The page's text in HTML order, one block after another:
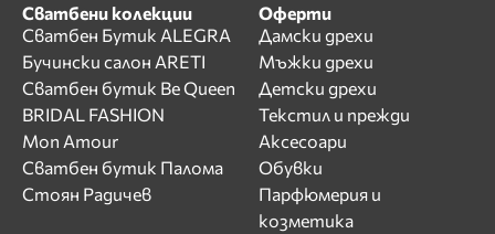
Сватбени колекции
Сватбен Бутик ALEGRA
Бучински салон ARETI
Сватбен бутик Be Queen
BRIDAL FASHION
Mon Amour
Сватбен бутик Палома
Стоян Радичев
Оферти
Дамски дрехи
Мъжки дрехи
Детски дрехи
Текстил и прежди
Аксесоари
Обувки
Парфюмерия и
козметика